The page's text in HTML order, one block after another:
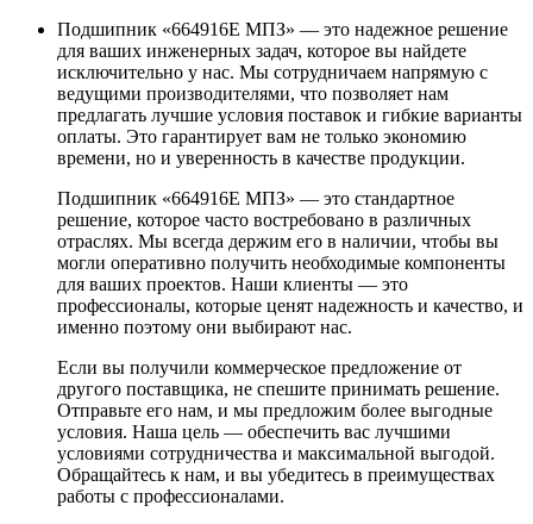
Подшипник «664916Е МПЗ» — это надежное решение
для ваших инженерных задач, которое вы найдете
исключительно у нас. Мы сотрудничаем напрямую с
ведущими производителями, что позволяет нам
предлагать лучшие условия поставок и гибкие варианты
оплаты. Это гарантирует вам не только экономию
времени, но и уверенность в качестве продукции.
Подшипник «664916Е МПЗ» — это стандартное
решение, которое часто востребовано в различных
отраслях. Мы всегда держим его в наличии, чтобы вы
могли оперативно получить необходимые компоненты
для ваших проектов. Наши клиенты — это
профессионалы, которые ценят надежность и качество, и
именно поэтому они выбирают нас.
Если вы получили коммерческое предложение от
другого поставщика, не спешите принимать решение.
Отправьте его нам, и мы предложим более выгодные
условия. Наша цель — обеспечить вас лучшими
условиями сотрудничества и максимальной выгодой.
Обращайтесь к нам, и вы убедитесь в преимуществах
работы с профессионалами.